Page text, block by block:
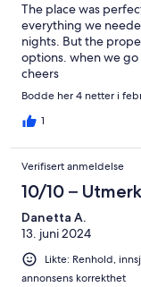
The place was
everything we
nights. But the
options. when we go
cheers
Bodde her 4 netter i
1
Verifisert anmeldelse
10/10 –
Danetta A.
13. juni 2024
Likte: Renhold,
annonsens korrekthet